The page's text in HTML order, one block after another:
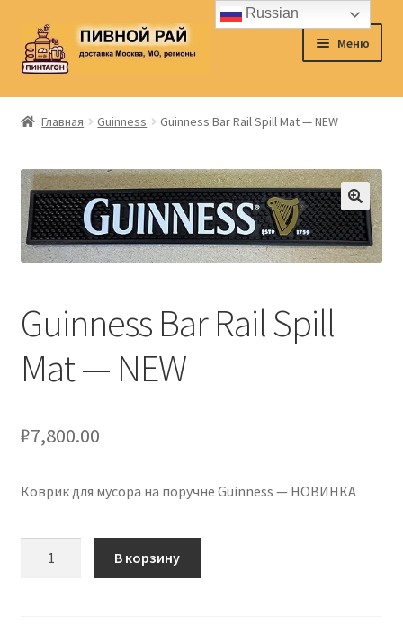
Перейти
к
навигации
Перейти
к
содержимому
Меню
Главная
Доставка
Заказ
Корзина
О нас
Сигары
Главная Guinness Guinness Bar Rail Spill Mat — NEW
Guinness Bar Rail Spill
Mat — NEW
₽7,800.00
Коврик для мусора на поручне Guinness — НОВИНКА
В корзину
Russian